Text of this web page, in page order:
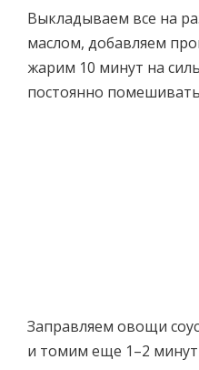
Выкладываем все на
маслом, добавляем
жарим 10 минут на
постоянно
Заправляем овощи
и томим еще 1–2